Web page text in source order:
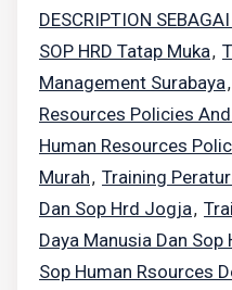
DESCRIPTION
SOP HRD Tatap Muka,
Management Surabaya,
Resources Policies
Human Resources
Murah, Training
Dan Sop Hrd Jogja,
Daya Manusia Dan
Sop Human Rsources